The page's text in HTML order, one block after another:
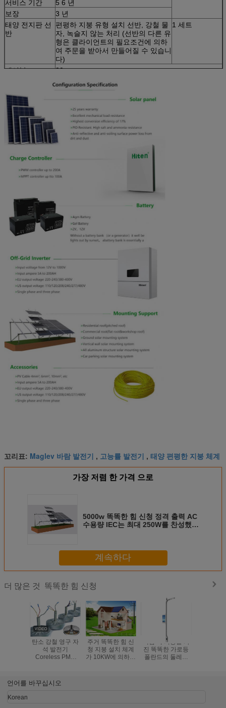
서비스 기간
5 6 년
보장
3 년
태양 전지판 선
반
편평하 지붕 유형 설치 선반, 강철 물
자, 녹슬지 않는 처리 (선반의 다른 유
형은 클라이언트의 필요조건에 의하
여 주문을 받아서 만들어질 수 있습니
다)
1 세트
케이블 30m
꼬리표: Maglev 바람 발전기 , 고능률 발전기 , 태양 편평한 지붕 체계
가장 저렴 한 가격 으로
5000w 똑똑한 힘 신청 정격 출력 AC
수용량 IEC는 최대 250W를 찬성했습
계속하다
더 많은 것 똑똑한 힘 신청
탄소 강철 영구 자
석 발전기
Coreless PMG
200RPM
주거 똑똑한 힘 신
청 지붕 설치 체계
가 10KW에 의하여
책임 역 기능을 가
진 똑똑한 가로등
폴란드의 둘레에
언어를 바꾸십시오
Korean